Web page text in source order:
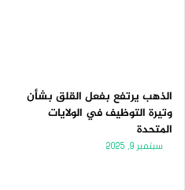
الذهب يرتفع بفعل القلق بشأن
وتيرة التوظيف في الولايات
المتحدة
سبتمبر 9, 2025